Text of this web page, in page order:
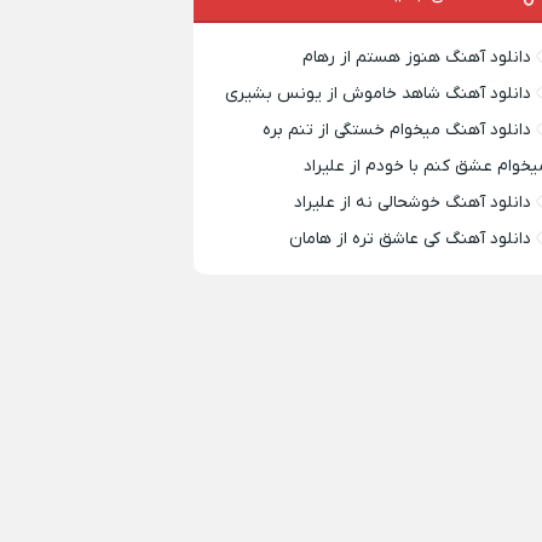
دانلود آهنگ هنوز هستم از رهام
دانلود آهنگ شاهد خاموش از یونس بشیری
دانلود آهنگ میخوام خستگی از تنم بره
عشق کنم با خودم از علیراد
دانلود آهنگ خوشحالی نه از علیراد
دانلود آهنگ کی عاشق تره از هامان